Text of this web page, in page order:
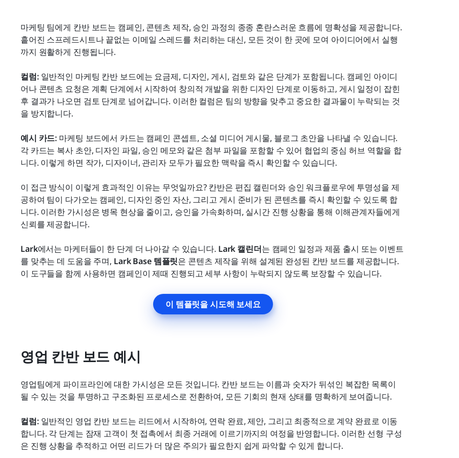
마케팅 팀에게 칸반 보드는 캠페인, 콘텐츠 제작, 승인 과정의 종종 혼란스러운 흐름에 명확성을 제공합니다.
흩어진 스프레드시트나 끝없는 이메일 스레드를 처리하는 대신, 모든 것이 한 곳에 모여 아이디어에서 실행
까지 원활하게 진행됩니다.
컬럼: 일반적인 마케팅 칸반 보드에는 요금제, 디자인, 게시, 검토와 같은 단계가 포함됩니다. 캠페인 아이디
어나 콘텐츠 요청은 계획 단계에서 시작하여 창의적 개발을 위한 디자인 단계로 이동하고, 게시 일정이 잡힌
후 결과가 나오면 검토 단계로 넘어갑니다. 이러한 컬럼은 팀의 방향을 맞추고 중요한 결과물이 누락되는 것
을 방지합니다.
예시 카드: 마케팅 보드에서 카드는 캠페인 콘셉트, 소셜 미디어 게시물, 블로그 초안을 나타낼 수 있습니다.
각 카드는 복사 초안, 디자인 파일, 승인 메모와 같은 첨부 파일을 포함할 수 있어 협업의 중심 허브 역할을 합
니다. 이렇게 하면 작가, 디자이너, 관리자 모두가 필요한 맥락을 즉시 확인할 수 있습니다.
이 접근 방식이 이렇게 효과적인 이유는 무엇일까요? 칸반은 편집 캘린더와 승인 워크플로우에 투명성을 제
공하여 팀이 다가오는 캠페인, 디자인 중인 자산, 그리고 게시 준비가 된 콘텐츠를 즉시 확인할 수 있도록 합
니다. 이러한 가시성은 병목 현상을 줄이고, 승인을 가속화하며, 실시간 진행 상황을 통해 이해관계자들에게
신뢰를 제공합니다.
Lark에서는 마케터들이 한 단계 더 나아갈 수 있습니다. Lark 캘린더는 캠페인 일정과 제품 출시 또는 이벤트
를 맞추는 데 도움을 주며, Lark Base 템플릿은 콘텐츠 제작을 위해 설계된 완성된 칸반 보드를 제공합니다.
이 도구들을 함께 사용하면 캠페인이 제때 진행되고 세부 사항이 누락되지 않도록 보장할 수 있습니다.
이 템플릿을 시도해 보세요
영업 칸반 보드 예시
영업팀에게 파이프라인에 대한 가시성은 모든 것입니다. 칸반 보드는 이름과 숫자가 뒤섞인 복잡한 목록이
될 수 있는 것을 투명하고 구조화된 프로세스로 전환하여, 모든 기회의 현재 상태를 명확하게 보여줍니다.
컬럼: 일반적인 영업 칸반 보드는 리드에서 시작하여, 연락 완료, 제안, 그리고 최종적으로 계약 완료로 이동
합니다. 각 단계는 잠재 고객이 첫 접촉에서 최종 거래에 이르기까지의 여정을 반영합니다. 이러한 선형 구성
은 진행 상황을 추적하고 어떤 리드가 더 많은 주의가 필요한지 쉽게 파악할 수 있게 합니다.